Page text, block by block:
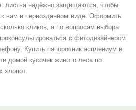
листья надёжно защищаются, чтобы
вам в первозданном виде. Оформить
кликов, а по вопросам выбора
с фитодизайнером
Купить папоротник асплениум в
домой кусочек живого леса по
хлопот.